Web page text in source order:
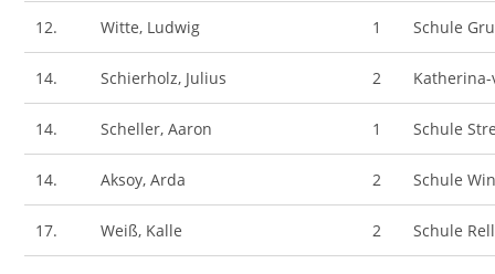
12. Witte, Ludwig 1 Schule
14. Schierholz, Julius 2
14. Scheller, Aaron 1 Schule
14. Aksoy, Arda 2 Schule
17. Weiß, Kalle 2 Schule